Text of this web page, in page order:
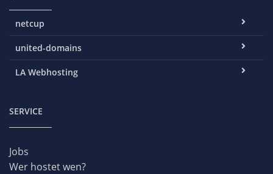
netcup
united-domains
LA Webhosting
SERVICE
Jobs
Wer hostet wen?